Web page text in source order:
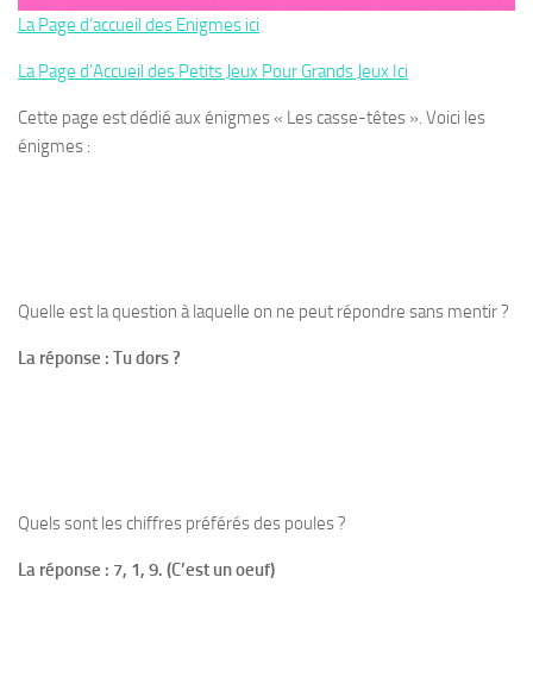
La Page d’accueil des Enigmes ici
La Page d’Accueil des Petits Jeux Pour Grands Jeux Ici
Cette page est dédié aux énigmes « Les casse-têtes ». Voici les
énigmes :
Quelle est la question à laquelle on ne peut répondre sans mentir ?
La réponse : Tu dors ?
Quels sont les chiffres préférés des poules ?
La réponse : 7, 1, 9. (C’est un oeuf)